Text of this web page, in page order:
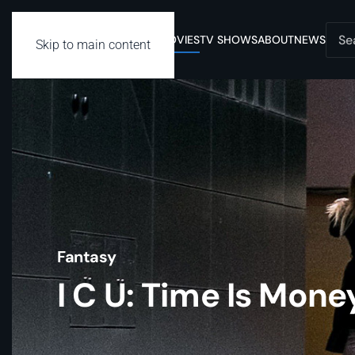
Skip to main content MOVIESTV SHOWSABOUTNEWS
Fantasy
I C U: Time Is